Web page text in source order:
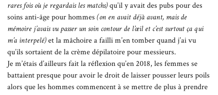
rares fois où je regardais les matchs)qu’il y avait des pubs pour des
soins anti-âge pour hommes (on en avait déjà avant, mais de
mémoire j’avais vu passer un soin contour de l’œil et c’est surtout ça qui
m’a interpelé)et la mâchoire a failli m’en tomber quand j’ai vu
qu’ils sortaient de la crème dépilatoire pour messieurs.
Je m’étais d’ailleurs fait la réflexion qu’en 2018, les femmes se
battaient presque pour avoir le droit de laisser pousser leurs poils
alors que les hommes commencent à se mettre de plus à prendre